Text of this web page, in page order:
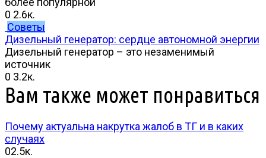
0 2.6к.
Советы
Дизельный генератор: сердце автономной энергии
Дизельный генератор – это незаменимый
источник
0 3.2к.
Вам также может понравиться
Почему актуальна накрутка жалоб в ТГ и в каких
случаях
02.5к.